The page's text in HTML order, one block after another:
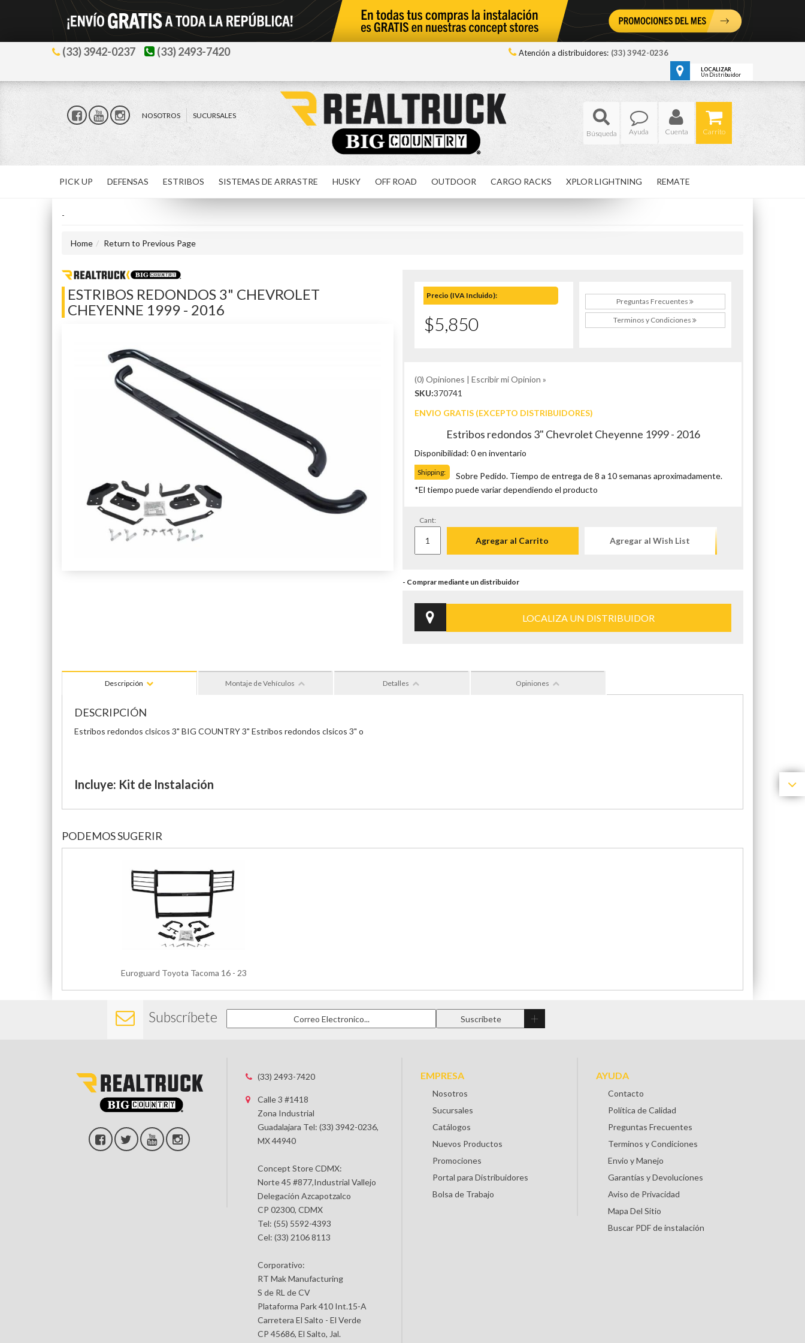
(33) 3942-0237 (33) 2493-7420 Atención a distribuidores: (33) 3942-0236
LOCALIZAR
Un Distribuidor
NOSOTROS
SUCURSALES
Ayuda
Cuenta Carrito
PICK UP DEFENSAS ESTRIBOS SISTEMAS DE ARRASTRE HUSKY OFF ROAD OUTDOOR CARGO RACKS XPLOR LIGHTNING REMATE
-
Home Return to Previous Page
ESTRIBOS REDONDOS 3" CHEVROLET
CHEYENNE 1999 - 2016
Precio (IVA Incluido):
$5,850
Preguntas Frecuentes
Terminos y Condiciones
(0) Opiniones | Escribir mi Opinion »
SKU:370741
ENVIO GRATIS (EXCEPTO DISTRIBUIDORES)
Estribos redondos 3" Chevrolet Cheyenne 1999 - 2016
Disponibilidad: 0 en inventario
Shipping:
Sobre Pedido. Tiempo de entrega de 8 a 10 semanas aproximadamente.
*El tiempo puede variar dependiendo el producto
Cant:
Agregar al Carrito Agregar al Wish List
LOCALIZA UN DISTRIBUIDOR
Descripción Montaje de Vehículos Detalles Opiniones
DESCRIPCIÓN
Estribos redondos clsicos 3" BIG COUNTRY 3" Estribos redondos clsicos 3" o
Incluye: Kit de Instalación
PODEMOS SUGERIR
Euroguard Toyota Tacoma 16 - 23
Subscríbete
(33) 2493-7420
Calle 3 #1418
Zona Industrial
Guadalajara Tel: (33) 3942-0236,
MX 44940
Concept Store CDMX:
Norte 45 #877,Industrial Vallejo
Delegación Azcapotzalco
CP 02300, CDMX
Tel: (55) 5592-4393
Cel: (33) 2106 8113
Corporativo:
RT Mak Manufacturing
S de RL de CV
Plataforma Park 410 Int.15-A
Carretera El Salto - El Verde
CP 45686, El Salto, Jal.
EMPRESA
Nosotros
Sucursales
Catálogos
Nuevos Productos
Promociones
Portal para Distribuidores
Bolsa de Trabajo
AYUDA
Contacto
Política de Calidad
Preguntas Frecuentes
Terminos y Condiciones
Envio y Manejo
Garantías y Devoluciones
Aviso de Privacidad
Mapa Del Sitio
Buscar PDF de instalación